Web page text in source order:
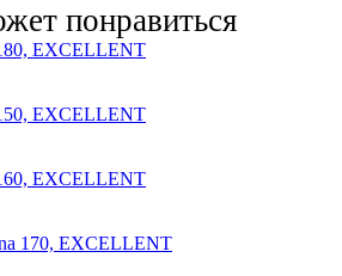
понравиться
EXCELLENT
EXCELLENT
EXCELLENT
170, EXCELLENT